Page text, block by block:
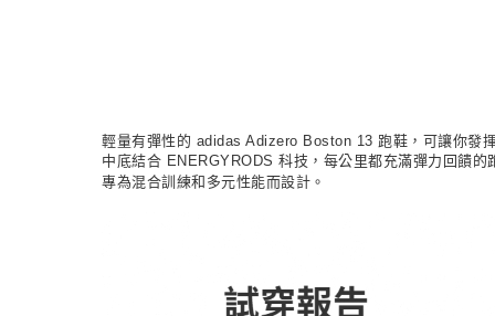
輕量有彈性的 adidas Adizero Boston 13 跑鞋，可讓你發
中底結合 ENERGYRODS 科技，每公里都充滿彈力回饋
專為混合訓練和多元性能而設計。